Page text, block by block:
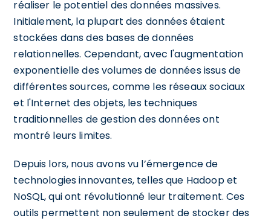
réaliser le potentiel des données massives.
Initialement, la plupart des données étaient
stockées dans des bases de données
relationnelles. Cependant, avec l'augmentation
exponentielle des volumes de données issus de
différentes sources, comme les réseaux sociaux
et l'Internet des objets, les techniques
traditionnelles de gestion des données ont
montré leurs limites.
Depuis lors, nous avons vu l’émergence de
technologies innovantes, telles que Hadoop et
NoSQL, qui ont révolutionné leur traitement. Ces
outils permettent non seulement de stocker des